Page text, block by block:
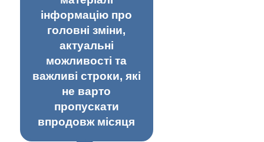
інформацію про
головні зміни,
актуальні
можливості та
важливі строки, які
не варто
пропускати
впродовж місяця